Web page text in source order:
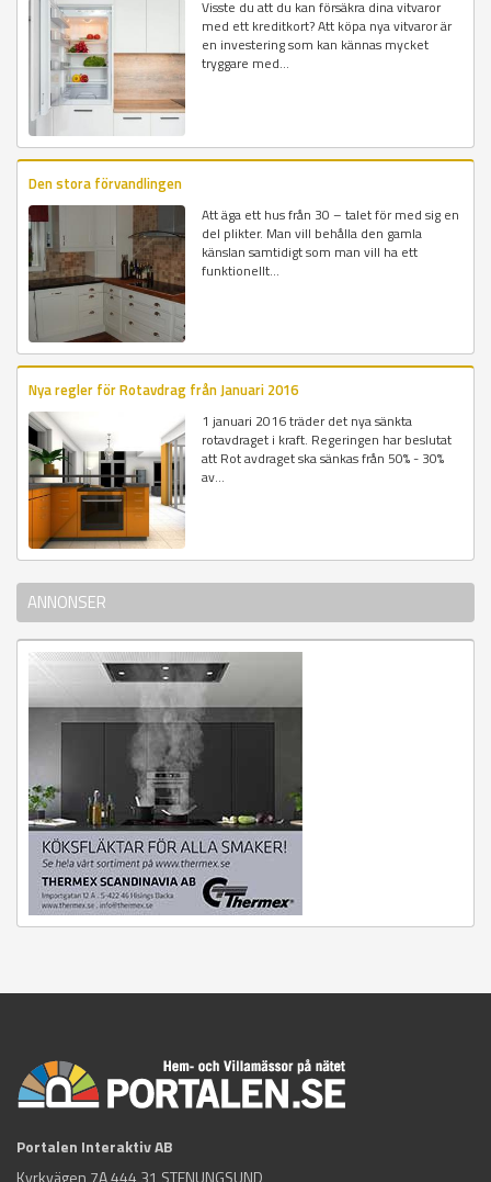
Visste du att du kan försäkra dina vitvaror
med ett kreditkort? Att köpa nya vitvaror är
en investering som kan kännas mycket
tryggare med...
Den stora förvandlingen
Att äga ett hus från 30 – talet för med sig en
del plikter. Man vill behålla den gamla
känslan samtidigt som man vill ha ett
funktionellt...
Nya regler för Rotavdrag från Januari 2016
1 januari 2016 träder det nya sänkta
rotavdraget i kraft. Regeringen har beslutat
att Rot avdraget ska sänkas från 50% - 30%
av...
ANNONSER
Portalen Interaktiv AB